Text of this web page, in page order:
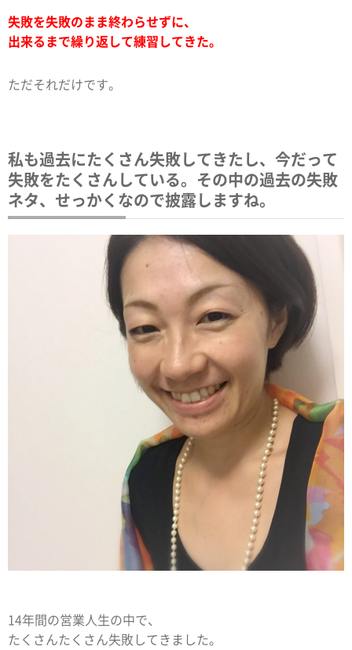
失敗を失敗のまま終わらせずに、
出来るまで繰り返して練習してきた。
ただそれだけです。
私も過去にたくさん失敗してきたし、今だって
失敗をたくさんしている。その中の過去の失敗
ネタ、せっかくなので披露しますね。
14年間の営業人生の中で、
たくさんたくさん失敗してきました。